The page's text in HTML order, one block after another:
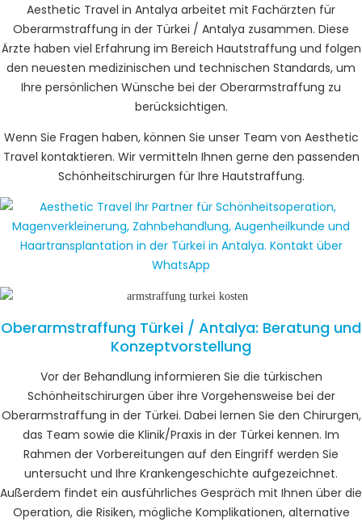
Aesthetic Travel in Antalya arbeitet mit Fachärzten für
Oberarmstraffung in der Türkei / Antalya zusammen. Diese
Ärzte haben viel Erfahrung im Bereich Hautstraffung und folgen
den neuesten medizinischen und technischen Standards, um
Ihre persönlichen Wünsche bei der Oberarmstraffung zu
berücksichtigen.
Wenn Sie Fragen haben, können Sie unser Team von Aesthetic
Travel kontaktieren. Wir vermitteln Ihnen gerne den passenden
Schönheitschirurgen für Ihre Hautstraffung.
Oberarmstraffung Türkei / Antalya: Beratung und
Konzeptvorstellung
Vor der Behandlung informieren Sie die türkischen
Schönheitschirurgen über ihre Vorgehensweise bei der
Oberarmstraffung in der Türkei. Dabei lernen Sie den Chirurgen,
das Team sowie die Klinik/Praxis in der Türkei kennen. Im
Rahmen der Vorbereitungen auf den Eingriff werden Sie
untersucht und Ihre Krankengeschichte aufgezeichnet.
Außerdem findet ein ausführliches Gespräch mit Ihnen über die
Operation, die Risiken, mögliche Komplikationen, alternative